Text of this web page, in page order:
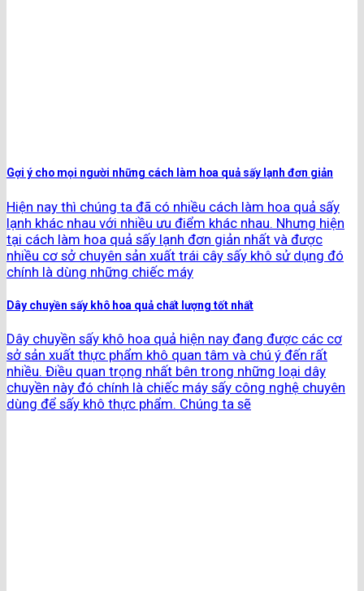
Gợi ý cho mọi người những cách làm hoa quả sấy lạnh đơn giản
Hiện nay thì chúng ta đã có nhiều cách làm hoa quả sấy
lạnh khác nhau với nhiều ưu điểm khác nhau. Nhưng hiện
tại cách làm hoa quả sấy lạnh đơn giản nhất và được
nhiều cơ sở chuyên sản xuất trái cây sấy khô sử dụng đó
chính là dùng những chiếc máy
Dây chuyền sấy khô hoa quả chất lượng tốt nhất
Dây chuyền sấy khô hoa quả hiện nay đang được các cơ
sở sản xuất thực phẩm khô quan tâm và chú ý đến rất
nhiều. Điều quan trọng nhất bên trong những loại dây
chuyền này đó chính là chiếc máy sấy công nghệ chuyên
dùng để sấy khô thực phẩm. Chúng ta sẽ